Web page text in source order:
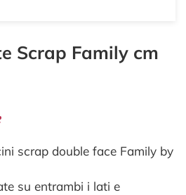
Scrap Family cm
scrap double face Family by
su entrambi i lati e